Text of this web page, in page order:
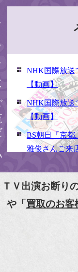
い
NHK国際放送
【動画】
NHK国際放送
【動画】
BS朝日「京都
雅俊さんご来
【動画】
『京都新聞』
『和楽』7月
『樋口可南子
ＴＶ出演お断り
や「買取のお客